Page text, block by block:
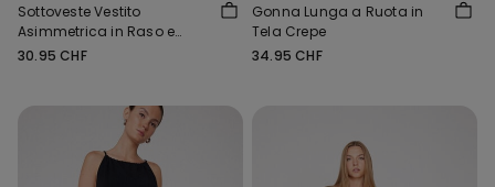
Sottoveste Vestito
Asimmetrica in Raso e
Pizzo
30.95 CHF
Gonna Lunga a Ruota in
Tela Crepe
34.95 CHF